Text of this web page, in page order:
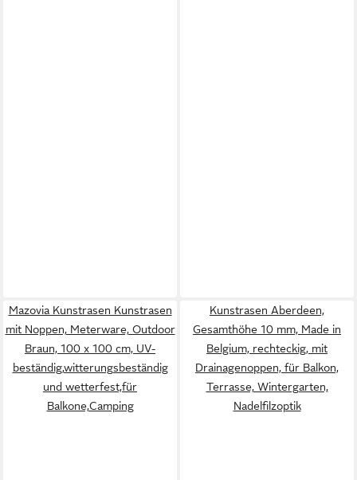
Mazovia Kunstrasen Kunstrasen
mit Noppen, Meterware, Outdoor
Braun, 100 x 100 cm, UV-
beständig,witterungsbeständig
und wetterfest,für
Balkone,Camping
Kunstrasen Aberdeen,
Gesamthöhe 10 mm, Made in
Belgium, rechteckig, mit
Drainagenoppen, für Balkon,
Terrasse, Wintergarten,
Nadelfilzoptik